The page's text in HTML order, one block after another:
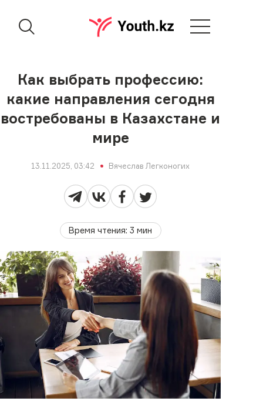
Как выбрать профессию:
какие направления сегодня
востребованы в Казахстане и
мире
13.11.2025, 03:42 Вячеслав Легконогих
Время чтения:3 мин